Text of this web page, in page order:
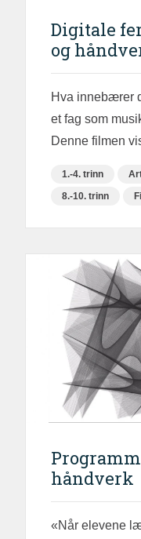
Digitale
og
Hva innebærer
et fag som
Denne filmen
1.-4. trinn
8.-10. trinn
håndverk
«Når elevene